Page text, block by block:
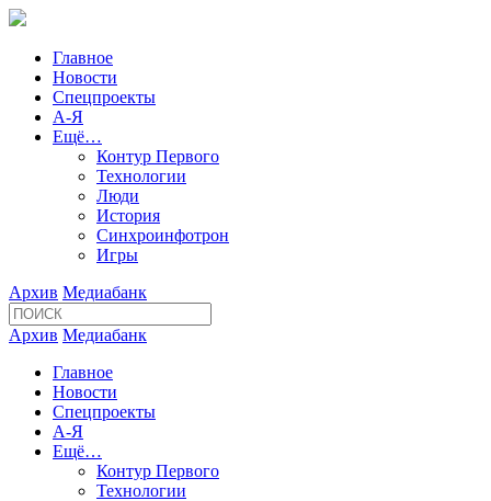
Главное
Новости
Спецпроекты
А-Я
Ещё…
Контур Первого
Технологии
Люди
История
Синхроинфотрон
Игры
Архив Медиабанк
Архив Медиабанк
Главное
Новости
Спецпроекты
А-Я
Ещё…
Контур Первого
Технологии